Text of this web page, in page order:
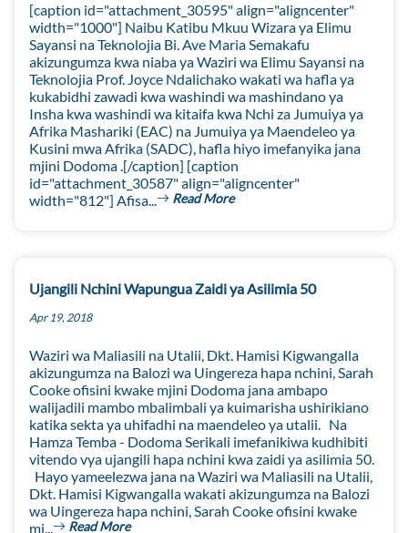
[caption id="attachment_30595" align="aligncenter"
width="1000"] Naibu Katibu Mkuu Wizara ya Elimu
Sayansi na Teknolojia Bi. Ave Maria Semakafu
akizungumza kwa niaba ya Waziri wa Elimu Sayansi na
Teknolojia Prof. Joyce Ndalichako wakati wa hafla ya
kukabidhi zawadi kwa washindi wa mashindano ya
Insha kwa washindi wa kitaifa kwa Nchi za Jumuiya ya
Afrika Mashariki (EAC) na Jumuiya ya Maendeleo ya
Kusini mwa Afrika (SADC), hafla hiyo imefanyika jana
mjini Dodoma .[/caption] [caption
id="attachment_30587" align="aligncenter"
width="812"] Afisa...
Read More
Ujangili Nchini Wapungua Zaidi ya Asilimia 50
Apr 19, 2018
Waziri wa Maliasili na Utalii, Dkt. Hamisi Kigwangalla
akizungumza na Balozi wa Uingereza hapa nchini, Sarah
Cooke ofisini kwake mjini Dodoma jana ambapo
walijadili mambo mbalimbali ya kuimarisha ushirikiano
katika sekta ya uhifadhi na maendeleo ya utalii. Na
Hamza Temba - Dodoma Serikali imefanikiwa kudhibiti
vitendo vya ujangili hapa nchini kwa zaidi ya asilimia 50.
Hayo yameelezwa jana na Waziri wa Maliasili na Utalii,
Dkt. Hamisi Kigwangalla wakati akizungumza na Balozi
wa Uingereza hapa nchini, Sarah Cooke ofisini kwake
mj...
Read More